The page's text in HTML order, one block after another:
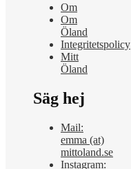
Om
Om
Öland
Integritetspolicy
Mitt
Öland
Säg hej
Mail:
emma (at)
mittoland.se
Instagram: